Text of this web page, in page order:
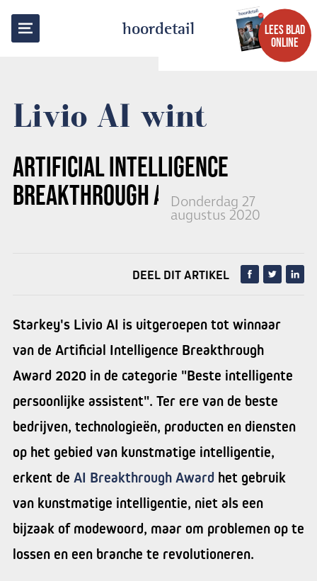
hoordetail
LEES BLAD
ONLINE
Livio AI wint
ARTIFICIAL INTELLIGENCE
BREAKTHROUGHAWARD
Donderdag 27
augustus 2020
TERUG NAAR OVERZICHT
DEEL DIT ARTIKEL
Starkey's Livio AI is uitgeroepen tot winnaar
van de Artificial Intelligence Breakthrough
Award 2020 in de categorie "Beste intelligente
persoonlijke assistent". Ter ere van de beste
bedrijven, technologieën, producten en diensten
op het gebied van kunstmatige intelligentie,
erkent de AI Breakthrough Award het gebruik
van kunstmatige intelligentie, niet als een
bijzaak of modewoord, maar om problemen op te
lossen en een branche te revolutioneren.